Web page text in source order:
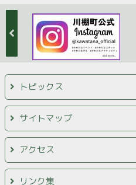
トピックス
サイトマップ
アクセス
リンク集